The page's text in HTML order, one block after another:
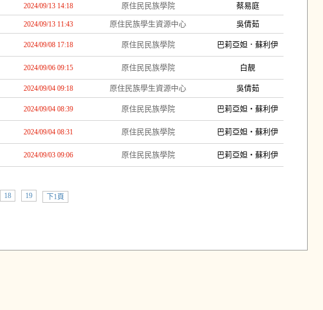
2024/09/13 14:18 原住民民族學院 蔡易庭
2024/09/13 11:43 原住民族學生資源中心 吳倩茹
2024/09/08 17:18 原住民民族學院 巴莉亞妲．蘇利伊
2024/09/06 09:15 原住民民族學院 白靚
2024/09/04 09:18 原住民族學生資源中心 吳倩茹
2024/09/04 08:39 原住民民族學院 巴莉亞妲‧蘇利伊
2024/09/04 08:31 原住民民族學院 巴莉亞妲‧蘇利伊
2024/09/03 09:06 原住民民族學院 巴莉亞妲‧蘇利伊
18 19 下1頁